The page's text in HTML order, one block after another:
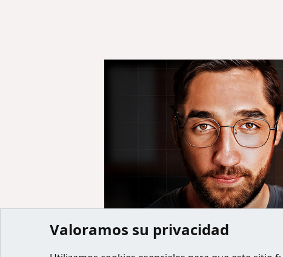
Inicio Miembros
Valoramos su privacidad